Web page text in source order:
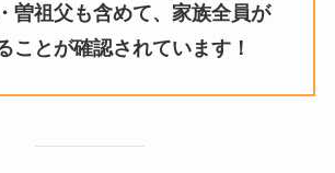
曽祖父も含めて、家族全員が
ことが確認されています！